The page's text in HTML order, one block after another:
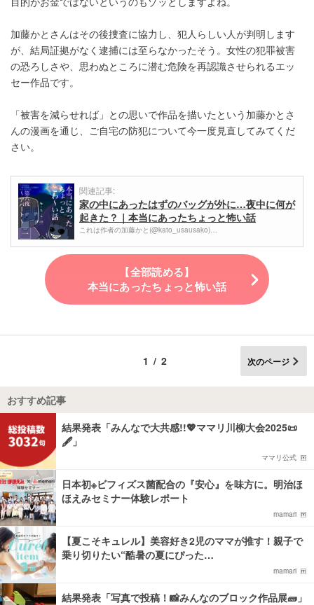
加藤かとさんはその後捜査に協力し、犯人らしい人が判明します
が、結局証拠がなく逮捕には至らなかったそう。女性の犯罪被害
の恐ろしさや、思わぬところに潜む危険を再認識させられるエッ
セー作品です。
「被害を減らせれば」との思いで作品を描いたという加藤かとさ
んの漫画を通じ、ご自宅の防犯について今一度見直してみてくだ
さい。
関連記事:
家の中にあったはずのバッグが外に…夜中に何が
起きた？｜本当にあったちょっと怖い話
これは作者の加藤かと(@kato_usausako)…
【全部読める】
本当にあったちょっと怖い話
1/2 次のページ
おすすめ記事
結果発表「みんなで大共感!!💖ママリ川柳大会2025📜
🖋️」
ママリ公式
日本初※ビフィズス菌配合の『安心』を味方に。明治ほ
ほえみセミナー体験レポート
mamari
【夏こそキュレル】美容好き2児のママが推す！親子で
乗り切りたい“酷暑の夏にぴった…
mamari
結果発表「写真で投稿！📸みんなのブロック作品展🧱」